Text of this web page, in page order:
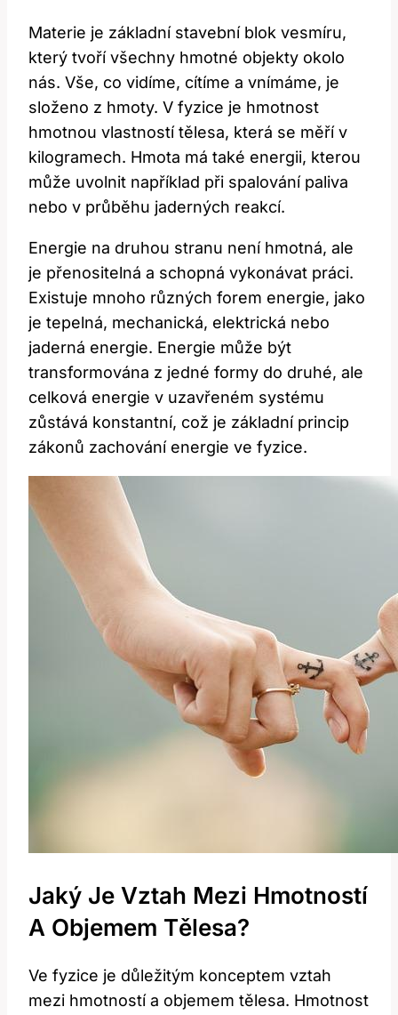
Materie je základní stavební blok vesmíru,
který tvoří všechny hmotné objekty okolo
nás. Vše, co vidíme, cítíme a vnímáme, je
složeno z hmoty. V fyzice je hmotnost
hmotnou vlastností tělesa, která se měří v
kilogramech. Hmota má také energii, kterou
může uvolnit například při spalování paliva
nebo v průběhu jaderných reakcí.
Energie na druhou stranu není hmotná, ale
je přenositelná a schopná vykonávat práci.
Existuje mnoho různých forem energie, jako
je tepelná, mechanická, elektrická nebo
jaderná energie. Energie může být
transformována z jedné formy do druhé, ale
celková energie v uzavřeném systému
zůstává konstantní, což je základní princip
zákonů zachování energie ve fyzice.
Jaký Je Vztah Mezi Hmotností
A Objemem Tělesa?
Ve fyzice je důležitým konceptem vztah
mezi hmotností a objemem tělesa. Hmotnost